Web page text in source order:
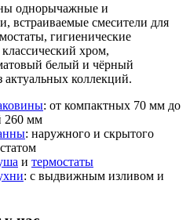
однорычажные и
встраиваемые смесители для
гигиенические
хром,
белый и чёрный
актуальных коллекций.
: от компактных 70 мм до
260 мм
: наружного и скрытого
и термостаты
: с выдвижным изливом и